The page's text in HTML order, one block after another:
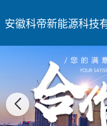
安徽科帝新能源科技